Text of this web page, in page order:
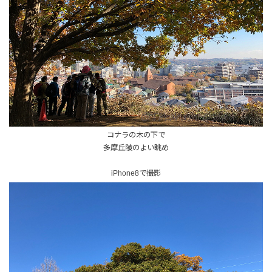
コナラの木の下で
多摩丘陵のよい眺め
iPhone8で撮影